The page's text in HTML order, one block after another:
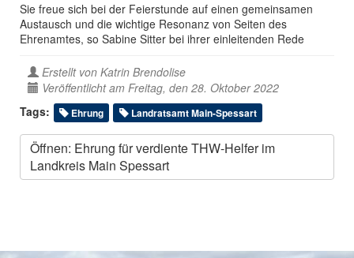
Sie freue sich bei der Feierstunde auf einen gemeinsamen
Austausch und die wichtige Resonanz von Seiten des
Ehrenamtes, so Sabine Sitter bei ihrer einleitenden Rede
Erstellt von Katrin Brendolise
Veröffentlicht am Freitag, den 28. Oktober 2022
Tags:
Ehrung Landratsamt Main-Spessart
Öffnen: Ehrung für verdiente THW-Helfer im
Landkreis Main Spessart